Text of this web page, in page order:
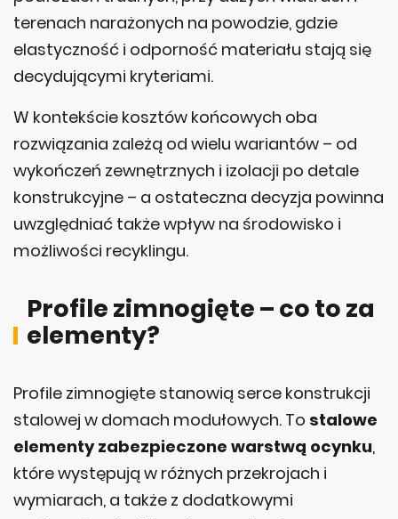
elastyczność i odporność materiału stają się
decydującymi kryteriami.
rozwiązania zależą od wielu wariantów – od
wykończeń zewnętrznych i izolacji po detale
konstrukcyjne – a ostateczna decyzja powinna
uwzględniać także wpływ na środowisko i
możliwości recyklingu.
elementy?
stalowej w domach modułowych. Tostalowe
elementy zabezpieczone warstwą ocynku,
które występują w różnych przekrojach i
wymiarach, a także z dodatkowymi
perforacjami, półkami czy małymi